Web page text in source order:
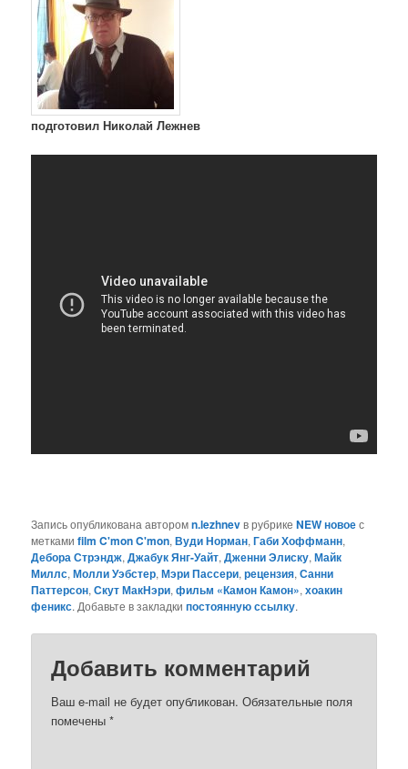
подготовил Николай Лежнев
Запись опубликована авторомn.lezhnevв рубрикеNEW новоес
меткамиfilm C'mon C'mon,Вуди Норман,Габи Хоффманн,
Дебора Стрэндж,Джабук Янг-Уайт,Дженни Элиску,Майк
Миллс,Молли Уэбстер,Мэри Пассери,рецензия,Санни
Паттерсон,Скут МакНэри,фильм «Камон Камон»,хоакин
феникс. Добавьте в закладкипостоянную ссылку.
Добавить комментарий
Ваш e-mail не будет опубликован. Обязательные поля
помечены*